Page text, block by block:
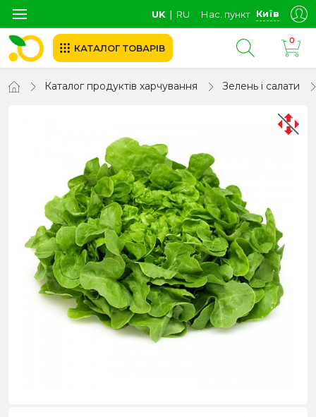
UK ∣ RU Нас. пункт Київ
КАТАЛОГ ТОВАРІВ
0
Каталог продуктів харчування Зелень і салати